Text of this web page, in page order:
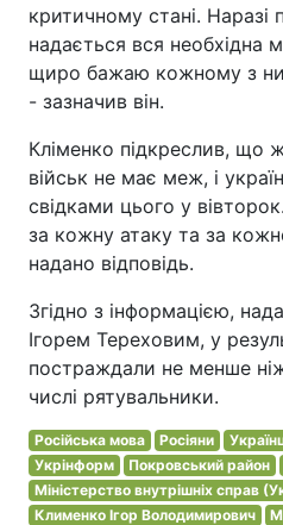
критичному стані.
надається вся необхідна
щиро бажаю кожному з
- зазначив він.
Кліменко підкреслив, що
військ не має меж, і
свідками цього у
за кожну атаку та за
надано відповідь.
Згідно з інформацією,
Ігорем Тереховим, у
постраждали не менше
числі рятувальники.
Російська мова Росіяни
Укрінформ
Покровський район
Міністерство внутрішніх справ
Клименко Ігор Володимирович